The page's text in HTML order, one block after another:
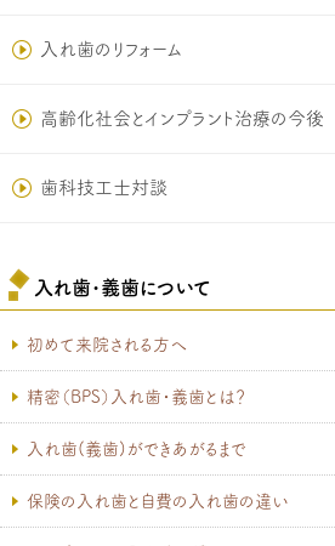
入れ歯のリフォーム
高齢化社会とインプラント治療の今後
歯科技工士対談
入れ歯･義歯について
初めて来院される方へ
精密（BPS）入れ歯・義歯とは？
入れ歯(義歯)ができあがるまで
保険の入れ歯と自費の入れ歯の違い